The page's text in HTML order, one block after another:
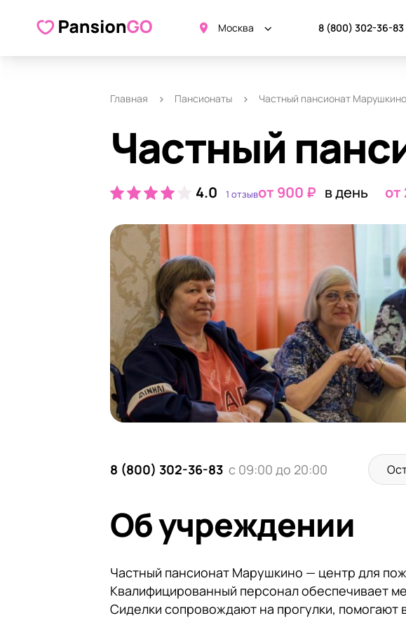
Москва 8 (800) 302-36-83
О пансионате
Главная Пансионаты Частный пансионат Марушкино
Частный
4.0 1 отзывот 900 ₽ в день от
8 (800) 302-36-83 с 09:00 до 20:00
Об учреждении
Частный пансионат Марушкино — центр для
Квалифицированный персонал обеспечивает
Сиделки сопровождают на прогулки, помогают